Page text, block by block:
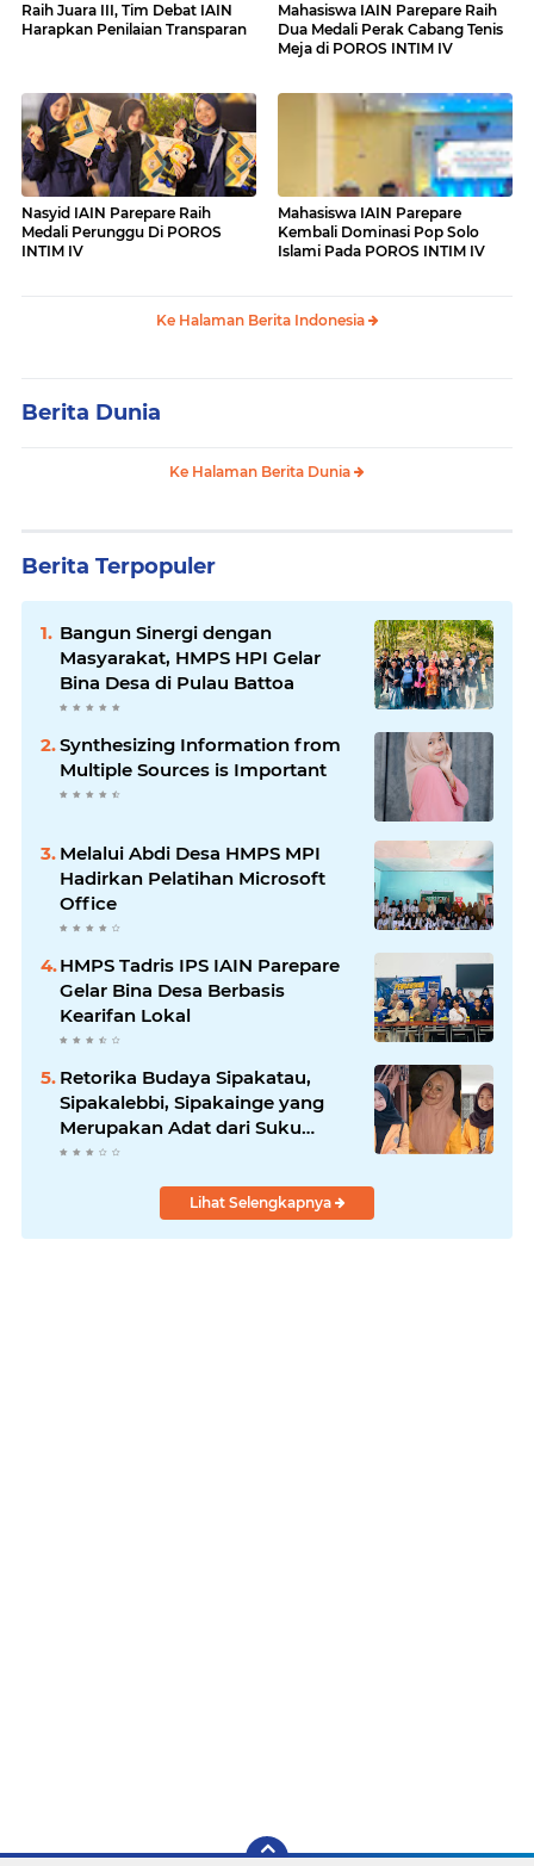
Raih Juara III, Tim Debat IAIN
Harapkan Penilaian Transparan
Mahasiswa IAIN Parepare Raih
Dua Medali Perak Cabang Tenis
Meja di POROS INTIM IV
Nasyid IAIN Parepare Raih
Medali Perunggu Di POROS
INTIM IV
Mahasiswa IAIN Parepare
Kembali Dominasi Pop Solo
Islami Pada POROS INTIM IV
Ke Halaman Berita Indonesia
Berita Dunia
Ke Halaman Berita Dunia
Berita Terpopuler
Bangun Sinergi dengan
Masyarakat, HMPS HPI Gelar
Bina Desa di Pulau Battoa
Synthesizing Information from
Multiple Sources is Important
Melalui Abdi Desa HMPS MPI
Hadirkan Pelatihan Microsoft
Office
HMPS Tadris IPS IAIN Parepare
Gelar Bina Desa Berbasis
Kearifan Lokal
Retorika Budaya Sipakatau,
Sipakalebbi, Sipakainge yang
Merupakan Adat dari Suku
Bugis
Lihat Selengkapnya